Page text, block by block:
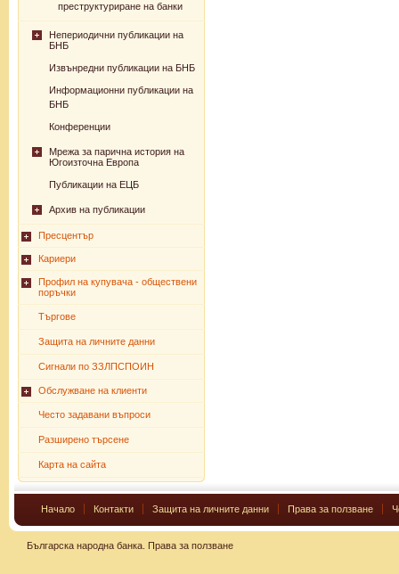
преструктуриране на банки
Непериодични публикации на
БНБ
Извънредни публикации на БНБ
Информационни публикации на
БНБ
Конференции
Мрежа за парична история на
Югоизточна Европа
Публикации на ЕЦБ
Архив на публикации
Пресцентър
Кариери
Профил на купувача - обществени
поръчки
Търгове
Защита на личните данни
Сигнали по ЗЗЛПСПОИН
Обслужване на клиенти
Често задавани въпроси
Разширено търсене
Карта на сайта
Начало Контакти Защита на личните данни Права за ползване
Българска народна банка. Права за ползване